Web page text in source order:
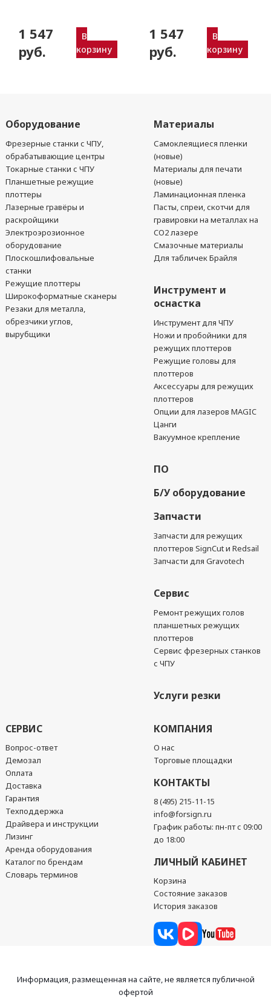
JingWei и пр.)
1 547
руб.
В
корзину
JingWei и пр.)
1 547
руб.
В
корзину
Оборудование
Фрезерные станки с ЧПУ,
обрабатывающие центры
Токарные станки с ЧПУ
Планшетные режущие
плоттеры
Лазерные гравёры и
раскройщики
Электроэрозионное
оборудование
Плоскошлифовальные
станки
Режущие плоттеры
Широкоформатные сканеры
Резаки для металла,
обрезчики углов,
вырубщики
Материалы
Самоклеящиеся пленки
(новые)
Материалы для печати
(новые)
Ламинационная пленка
Пасты, спреи, скотчи для
гравировки на металлах на
CO2 лазере
Смазочные материалы
Для табличек Брайля
Инструмент и
оснастка
Инструмент для ЧПУ
Ножи и пробойники для
режущих плоттеров
Режущие головы для
плоттеров
Аксессуары для режущих
плоттеров
Опции для лазеров MAGIC
Цанги
Вакуумное крепление
ПО
Б/У оборудование
Запчасти
Запчасти для режущих
плоттеров SignCut и Redsail
Запчасти для Gravotech
Сервис
Ремонт режущих голов
планшетных режущих
плоттеров
Сервис фрезерных станков
с ЧПУ
Услуги резки
СЕРВИС
Вопрос-ответ
Демозал
Оплата
Доставка
Гарантия
Техподдержка
Драйвера и инструкции
Лизинг
Аренда оборудования
Каталог по брендам
Словарь терминов
КОМПАНИЯ
О нас
Торговые площадки
КОНТАКТЫ
8 (495) 215-11-15
info@forsign.ru
График работы: пн-пт с 09:00
до 18:00
ЛИЧНЫЙ КАБИНЕТ
Корзина
Состояние заказов
История заказов
Информация, размещенная на сайте, не является публичной
офертой